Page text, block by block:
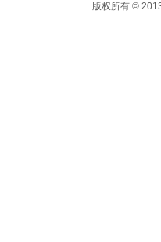
版权所有 ©